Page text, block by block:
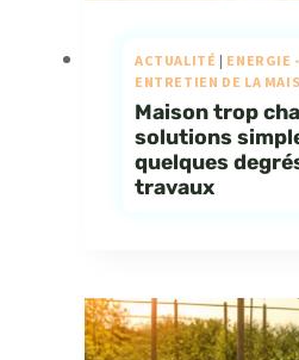
ACTUALITÉ | ENERGIE
ENTRETIEN DE LA
Maison trop
solutions
quelques
travaux